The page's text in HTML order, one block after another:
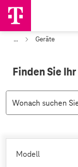
... Geräte
Finden Sie
Modell